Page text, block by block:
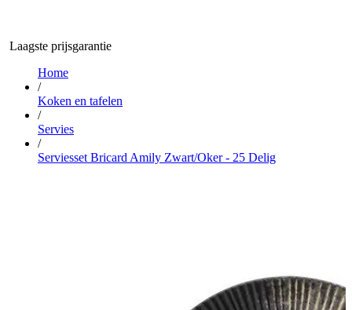
Laagste prijsgarantie
Home
/
Koken en tafelen
/
Servies
/
Serviesset Bricard Amily Zwart/Oker - 25 Delig